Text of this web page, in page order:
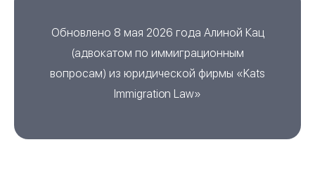
Обновлено 8 мая 2026 года Алиной Кац
(адвокатом по иммиграционным
вопросам) из юридической фирмы «Kats
Immigration Law»